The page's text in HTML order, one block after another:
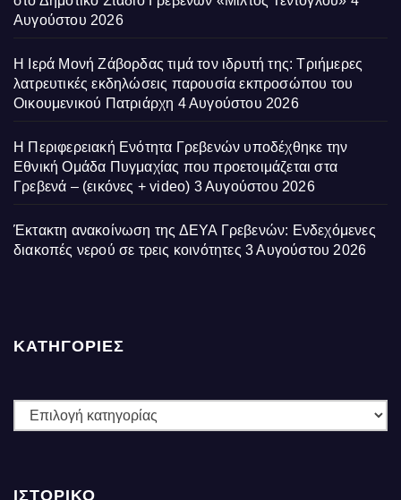
Αυγούστου 2026
Η Ιερά Μονή Ζάβορδας τιμά τον ιδρυτή της: Τριήμερες
λατρευτικές εκδηλώσεις παρουσία εκπροσώπου του
Οικουμενικού Πατριάρχη 4 Αυγούστου 2026
Η Περιφερειακή Ενότητα Γρεβενών υποδέχθηκε την
Εθνική Ομάδα Πυγμαχίας που προετοιμάζεται στα
Γρεβενά – (εικόνες + video) 3 Αυγούστου 2026
Έκτακτη ανακοίνωση της ΔΕΥΑ Γρεβενών: Ενδεχόμενες
διακοπές νερού σε τρεις κοινότητες 3 Αυγούστου 2026
ΚΑΤΗΓΟΡΙΕΣ
ΚΑΤΗΓΟΡΙΕΣ
ΙΣΤΟΡΙΚΌ